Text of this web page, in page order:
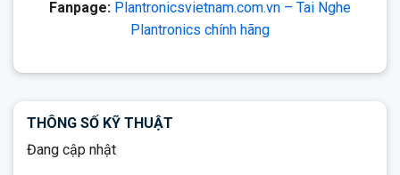
Fanpage: Plantronicsvietnam.com.vn – Tai Nghe
Plantronics chính hãng
THÔNG SỐ KỸ THUẬT
Đang cập nhật